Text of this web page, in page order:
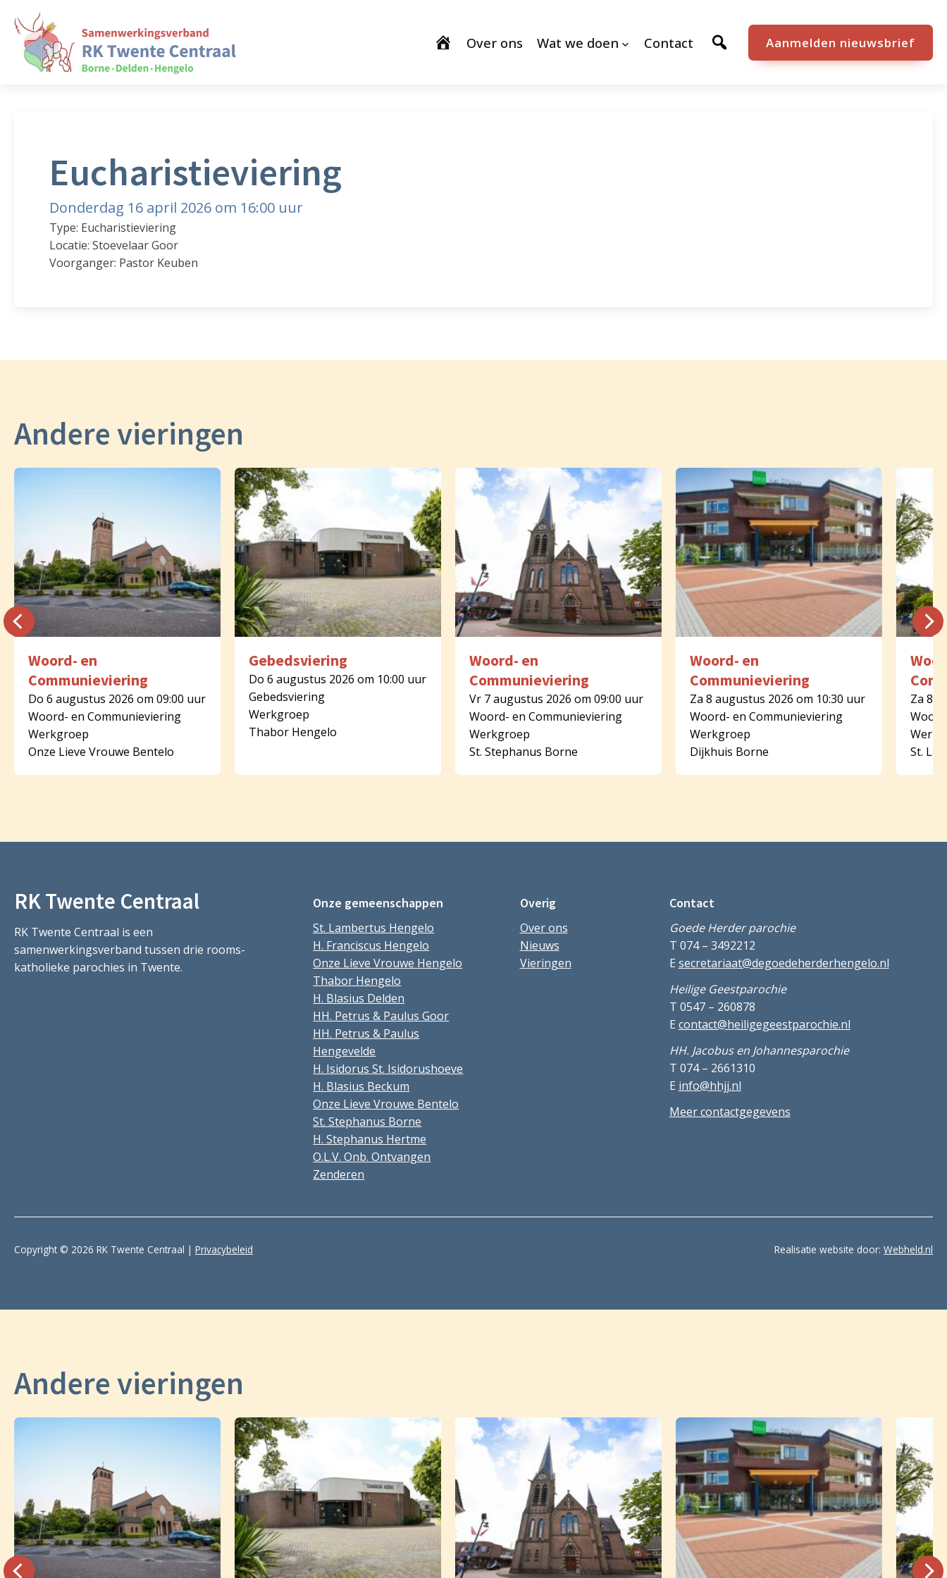
Over ons Wat we doen Contact Aanmelden nieuwsbrief
Eucharistieviering
Donderdag 16 april 2026 om 16:00 uur
Type: Eucharistieviering
Locatie: Stoevelaar Goor
Voorganger: Pastor Keuben
Andere vieringen
Woord- en
Communieviering
Do 6 augustus 2026 om 09:00 uur
Woord- en Communieviering
Werkgroep
Onze Lieve Vrouwe Bentelo
Gebedsviering
Do 6 augustus 2026 om 10:00 uur
Gebedsviering
Werkgroep
Thabor Hengelo
Woord- en
Communieviering
Vr 7 augustus 2026 om 09:00 uur
Woord- en Communieviering
Werkgroep
St. Stephanus Borne
Woord- en
Communieviering
Za 8 augustus 2026 om 10:30 uur
Woord- en Communieviering
Werkgroep
Dijkhuis Borne
Za 8
St.
RK Twente Centraal
RK Twente Centraal is een
samenwerkingsverband tussen drie rooms-
katholieke parochies in Twente.
Onze gemeenschappen
St. Lambertus Hengelo
H. Franciscus Hengelo
Onze Lieve Vrouwe Hengelo
Thabor Hengelo
H. Blasius Delden
HH. Petrus & Paulus Goor
HH. Petrus & Paulus
Hengevelde
H. Isidorus St. Isidorushoeve
H. Blasius Beckum
Onze Lieve Vrouwe Bentelo
St. Stephanus Borne
H. Stephanus Hertme
O.L.V. Onb. Ontvangen
Zenderen
Overig
Over ons
Nieuws
Vieringen
Contact
Goede Herder parochie
T 074 – 3492212
E secretariaat@degoedeherderhengelo.nl
Heilige Geestparochie
T 0547 – 260878
E contact@heiligegeestparochie.nl
HH. Jacobus en Johannesparochie
T 074 – 2661310
E info@hhjj.nl
Meer contactgegevens
Copyright © 2026 RK Twente Centraal | Privacybeleid Realisatie website door: Webheld.nl
Andere vieringen